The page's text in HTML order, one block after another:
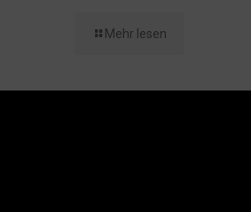
Mehr lesen